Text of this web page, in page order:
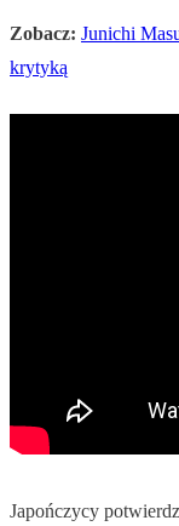
Zobacz: Junichi
krytyką
Japończycy